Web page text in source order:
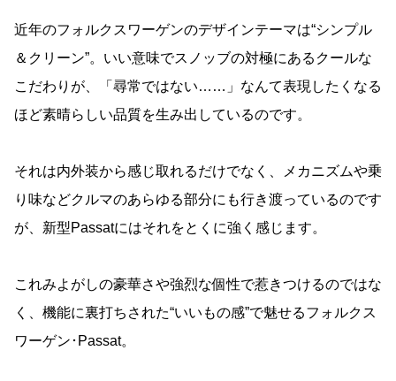
近年のフォルクスワーゲンのデザインテーマは“シンプル
＆クリーン”。いい意味でスノッブの対極にあるクールな
こだわりが、「尋常ではない……」なんて表現したくなる
ほど素晴らしい品質を生み出しているのです。
それは内外装から感じ取れるだけでなく、メカニズムや乗
り味などクルマのあらゆる部分にも行き渡っているのです
が、新型Passatにはそれをとくに強く感じます。
これみよがしの豪華さや強烈な個性で惹きつけるのではな
く、機能に裏打ちされた“いいもの感”で魅せるフォルクス
ワーゲン･Passat。